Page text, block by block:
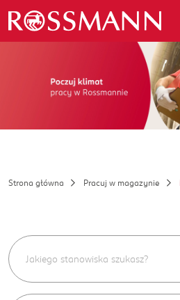
Strona główna Pracuj w magazynie